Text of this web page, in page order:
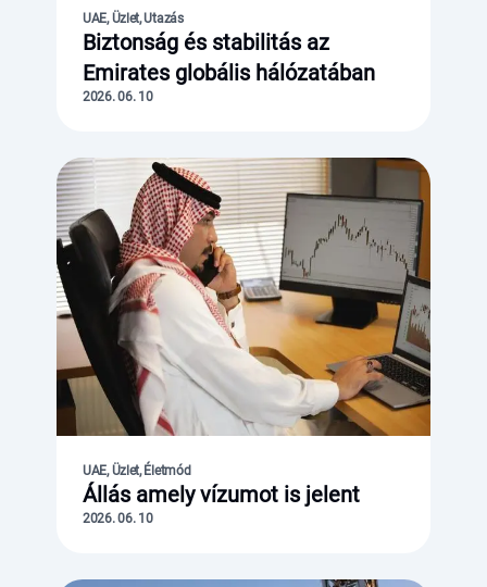
UAE, Üzlet, Utazás
Biztonság és stabilitás az
Emirates globális hálózatában
2026. 06. 10
UAE, Üzlet, Életmód
Állás amely vízumot is jelent
2026. 06. 10